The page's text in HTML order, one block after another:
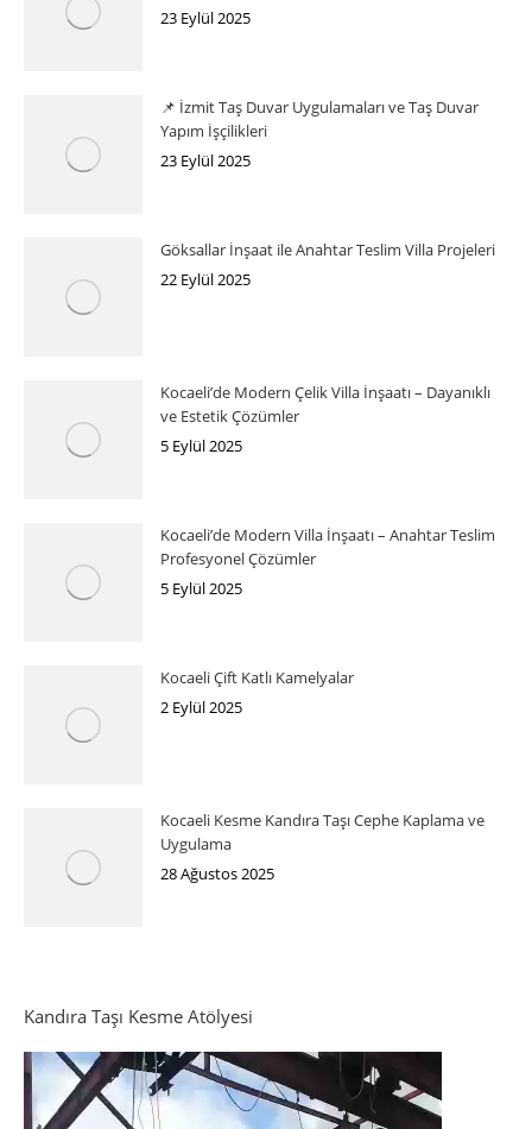
23 Eylül 2025
📌 İzmit Taş Duvar Uygulamaları ve Taş Duvar
Yapım İşçilikleri
23 Eylül 2025
Göksallar İnşaat ile Anahtar Teslim Villa Projeleri
22 Eylül 2025
Kocaeli’de Modern Çelik Villa İnşaatı – Dayanıklı
ve Estetik Çözümler
5 Eylül 2025
Kocaeli’de Modern Villa İnşaatı – Anahtar Teslim
Profesyonel Çözümler
5 Eylül 2025
Kocaeli Çift Katlı Kamelyalar
2 Eylül 2025
Kocaeli Kesme Kandıra Taşı Cephe Kaplama ve
Uygulama
28 Ağustos 2025
Kandıra Taşı Kesme Atölyesi